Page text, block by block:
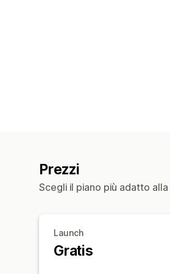
Prezzi
Scegli il piano più adatto
Launch
Gratis